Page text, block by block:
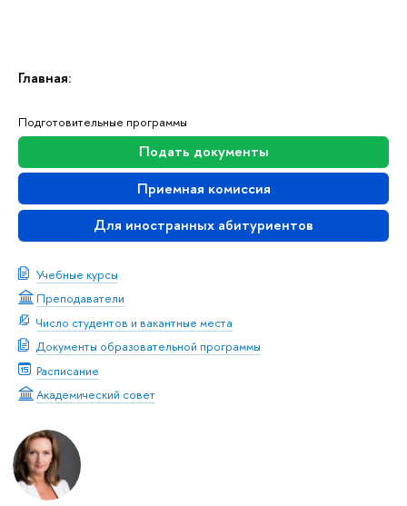
Главная:
Подготовительные программы
Подать документы
Приемная комиссия
Для иностранных абитуриентов
Учебные курсы
Преподаватели
Число студентов и вакантные места
Документы образовательной программы
Расписание
Академический совет